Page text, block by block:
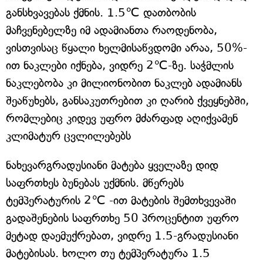
განსხვავებას ქმნის. 1.5℃ დათბობის
მაჩვენებელზე იმ ადამიანთა რაოდენობა,
ვისთვისაც წყალი ხელმისაწვდომი არაა, 50%-
ით ნაკლები იქნება, ვიდრე 2℃-ზე. საჭმლის
ნაკლებობა კი მილიონობით ნაკლებ ადამიანს
შეაწუხებს, განსაკუთრებით კი ღარიბ ქვეყნებში,
რომლებიც კიდევ უფრო მძარფად აღიქვამენ
კლიმატურ ცვლილებებს
ნახევარგრადუსიანი მატება ყველაზე დიდ
საფრთხეს ბუნებას უქმნის. მწერებს
ტემპერატურის 2℃ -ით მატების შემთხვევაში
გადაშენების საფრთხე 50 პროცენტით უფრო
მეტად დაემუქრებათ, ვიდრე 1.5-გრადუსიანი
მატებისას. ხოლო თუ ტემპერატურა 1.5